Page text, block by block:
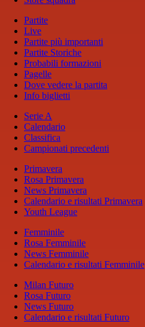
Partite
Live
Partite più importanti
Partite Storiche
Probabili formazioni
Pagelle
Dove vedere la partita
Info biglietti
Serie A
Calendario
Classifica
Campionati precedenti
Primavera
Rosa Primavera
News Primavera
Calendario e risultati Primavera
Youth League
Femminile
Rosa Femminile
News Femminile
Calendario e risultati Femminile
Milan Futuro
Rosa Futuro
News Futuro
Calendario e risultati Futuro